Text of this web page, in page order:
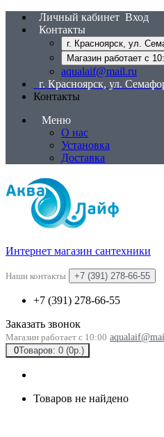
Личный кабинет Вход
Контакты
г. Красноярск, ул.
Магазин работает с
aqualaif@mail.ru
г. Красноярск, ул.
Контакты
Меню
О нас
Установка
Доставка
Интернет магазин сантехники
Наши контакты +7 (391) 278-66-55
+7 (391) 278-66-55
Заказать звонок
Магазин работает с 10:00
0Товаров: 0 (0р.)
Товаров не найдено